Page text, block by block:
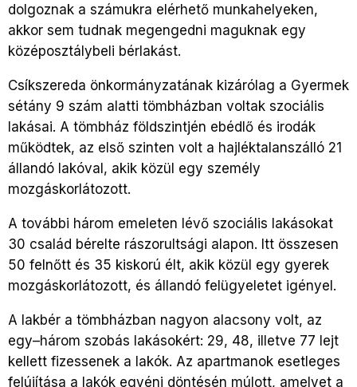
dolgoznak a számukra elérhető munkahelyeken,
akkor sem tudnak megengedni maguknak egy
középosztálybeli bérlakást.
Csíkszereda önkormányzatának kizárólag a Gyermek
sétány 9 szám alatti tömbházban voltak szociális
lakásai. A tömbház földszintjén ebédlő és irodák
működtek, az első szinten volt a hajléktalanszálló 21
állandó lakóval, akik közül egy személy
mozgáskorlátozott.
A további három emeleten lévő szociális lakásokat
30 család bérelte rászorultsági alapon. Itt összesen
50 felnőtt és 35 kiskorú élt, akik közül egy gyerek
mozgáskorlátozott, és állandó felügyeletet igényel.
A lakbér a tömbházban nagyon alacsony volt, az
egy–három szobás lakásokért: 29, 48, illetve 77 lejt
kellett fizessenek a lakók. Az apartmanok esetleges
felújítása a lakók egyéni döntésén múlott, amelyet a